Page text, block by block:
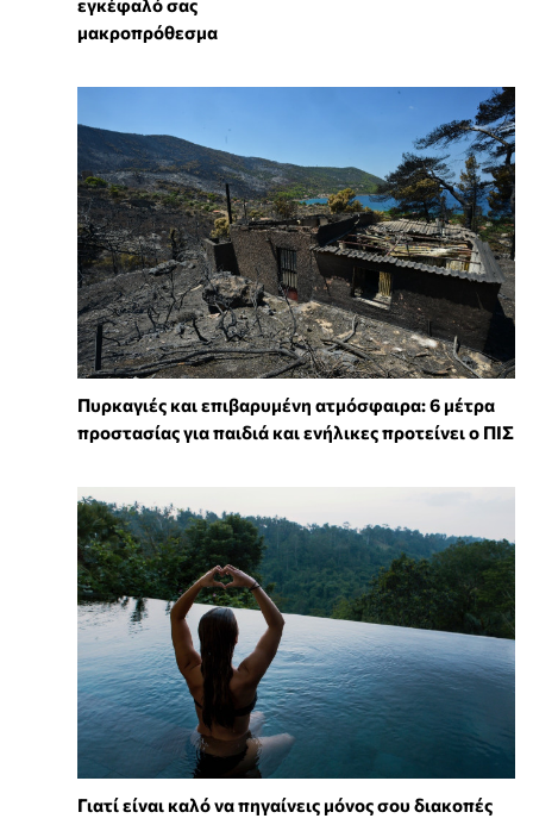
μακροπρόθεσμα
Πυρκαγιές και επιβαρυμένη ατμόσφαιρα: 6 μέτρα
προστασίας για παιδιά και ενήλικες προτείνει ο ΠΙΣ
Γιατί είναι καλό να πηγαίνεις μόνος σου διακοπές